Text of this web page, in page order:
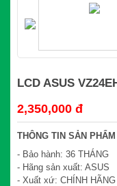
LCD ASUS
2,350,000 đ
THÔNG TIN SẢN PHẨM
- Bảo hành: 36 THÁNG
- Hãng sản xuất: ASUS
- Xuất xứ: CHÍNH HÃNG